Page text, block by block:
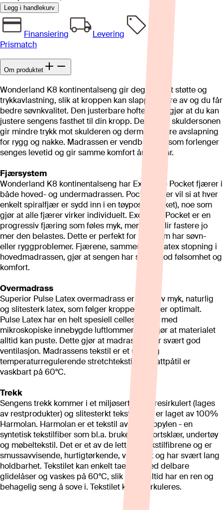
Legg i handlekurv
Finansiering
Levering
Prismatch
Om produktet
Wonderland K8 kontinentalseng gir deg perfekt støtte og
trykkavlastning, slik at kroppen kan slappe bedre av og du får
bedre søvnkvalitet. Den justerbare hoftesonen gjør at du kan
justere sengens fasthet til din kropp. Den myke skuldersonen
gir mindre trykk mot skulderen og dermed bedre avslapning
for rygg og nakke. Madrassen er vendbar, noe som forlenger
senges levetid og gir samme komfort år etter år.
Fjærsystem
Wonderland K8 kontinentalseng har Exclusive Pocket fjærer i
både hoved- og undermadrassen. Pocketfjærer vil si at hver
enkelt spiralfjær er sydd inn i en tøypose (pocket), noe som
gjør at alle fjærer virker individuelt. Exclusive Pocket er en
progressiv fjæring som føles myk, men som blir fastere jo
mer den belastes. Dette er perfekt for deg som har søvn-
eller ryggproblemer. Fjærene, sammen med latex stopning i
hovedmadrassen, gjør at sengen har svært god følsomhet og
komfort.
Overmadrass
Superior Pulse Latex overmadrass er laget av myk, naturlig
og slitesterk latex, som følger kroppens kurver optimalt.
Pulse Latex har en helt spesiell cellestruktur med
mikroskopiske innebygde luftlommer som gjør at materialet
alltid kan puste. Dette gjør at madrassen har svært god
ventilasjon. Madrassens tekstil er et mykt og
temperaturregulerende stretchtekstil, som attpåtil er
vaskbart på 60°C.
Trekk
Sengens trekk kommer i et miljøsertifisert, resirkulert (lages
av restprodukter) og slitesterkt tekstil, som er laget av 100%
Harmolan. Harmolan er et tekstil av polypropylen - en
syntetisk tekstilfiber som bl.a. brukes til sportsklær, undertøy
og møbeltekstil. Det er et av de letteste tekstilfibrene og er
smussavvisende, hurtigtørkende, vaskbart og har svært lang
holdbarhet. Tekstilet kan enkelt taes av med delbare
glidelåser og vaskes på 60°C, slik at du alltid har en ren og
behagelig seng å sove i. Tekstilet kan resirkuleres.